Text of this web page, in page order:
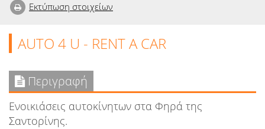
Εκτύπωση στοιχείων
AUTO 4 U - RENT A CAR
Περιγραφή
Ενοικιάσεις αυτοκίνητων στα Φηρά της
Σαντορίνης.